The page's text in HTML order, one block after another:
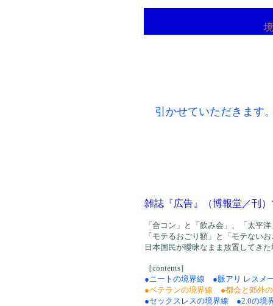
引かせていただきます
雑誌『広告』（博報堂／刊
「合コン」と「飲み会」、「太平
「モテるおごり額」と「モテない
日本国民が曖昧なまま放置してき
［contents］
●ニートの境界線 ●脈アリ レスメ
●ベテランの境界線 ●都会と郊
●セックスレスの境界線 ●2.0の境